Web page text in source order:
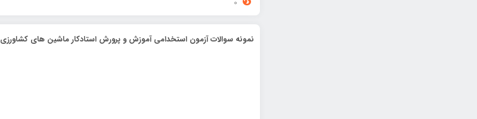
نمونه سوالات آزمون استخدامی آموزش و پرورش استادکار ماشین های کشاورزی